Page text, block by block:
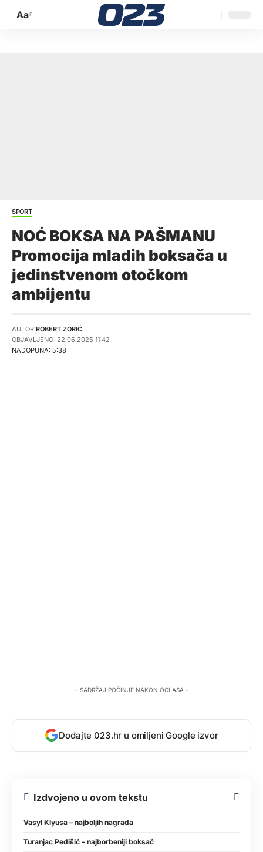
Promijeni
Aa
SPORT
NOĆ BOKSA NA PAŠMANU
Promocija mladih boksača u
jedinstvenom otočkom
ambijentu
NADOPUNA: 5:38
AUTOR:ROBERT ZORIĆ
OBJAVLJENO: 22.06.2025 11:42
- SADRŽAJ POČINJE NAKON OGLASA -
Dodajte 023.hr u omiljeni Google izvor
Izdvojeno u ovom tekstu
Vasyl Klyusa – najboljih nagrada
Turanjac Pedišić – najborbeniji boksač